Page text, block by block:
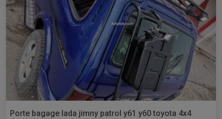
Porte bagage lada jimny patrol y61 y60 toyota 4x4